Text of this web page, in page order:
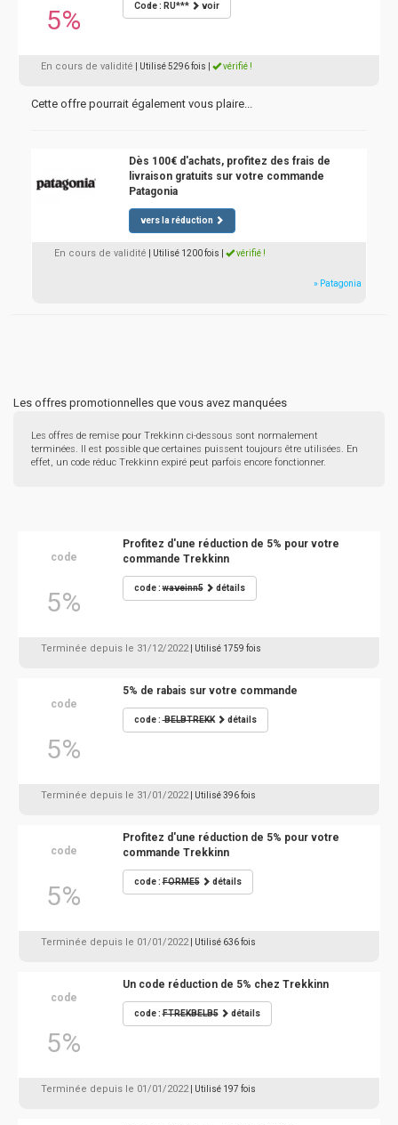
5% Code : RU*** voir
En cours de validité | Utilisé 5296 fois vérifié !
Cette offre pourrait également vous plaire...
Dès 100€ d'achats, profitez des frais de
livraison gratuits sur votre commande
Patagonia
vers la réduction
En cours de validité | Utilisé 1200 fois vérifié !
» Patagonia
Les offres promotionnelles que vous avez manquées
Les offres de remise pour Trekkinn ci-dessous sont normalement
terminées. Il est possible que certaines puissent toujours être utilisées. En
effet, un code réduc Trekkinn expiré peut parfois encore fonctionner.
code
5%
Profitez d'une réduction de 5% pour votre
commande Trekkinn
code :waveinn5 détails
Terminée depuis le 31/12/2022 | Utilisé 1759 fois
code
5%
5% de rabais sur votre commande
code :BELBTREKK détails
Terminée depuis le 31/01/2022 | Utilisé 396 fois
code
5%
Profitez d'une réduction de 5% pour votre
commande Trekkinn
code :FORME5 détails
Terminée depuis le 01/01/2022 | Utilisé 636 fois
code
5%
Un code réduction de 5% chez Trekkinn
code :FTREKBELB5 détails
Terminée depuis le 01/01/2022 | Utilisé 197 fois